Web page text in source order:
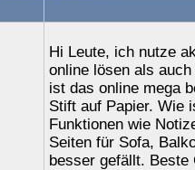
Hi Leute, ich nutze
online lösen als
ist das online mega
Stift auf Papier. Wie
Funktionen wie
Seiten für Sofa,
besser gefällt. Beste